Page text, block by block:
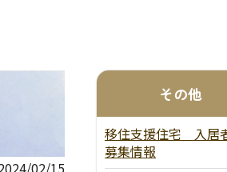
02/15
その他
移住支援住宅 入居
募集情報